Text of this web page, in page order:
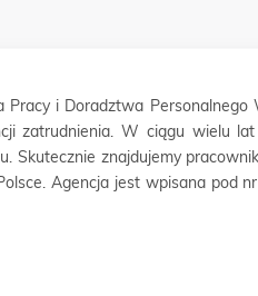
Pracy i Doradztwa Personalnego
zatrudnienia. W ciągu wielu
Skutecznie znajdujemy
Agencja jest wpisana pod